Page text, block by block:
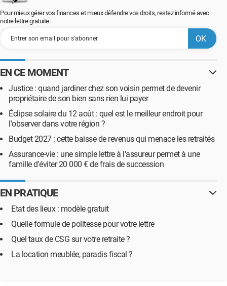
Pour mieux gérer vos finances et mieux défendre vos droits, restez informé avec
notre lettre gratuite.
EN CE MOMENT
Justice : quand jardiner chez son voisin permet de devenir
propriétaire de son bien sans rien lui payer
Éclipse solaire du 12 août : quel est le meilleur endroit pour
l'observer dans votre région ?
Budget 2027 : cette baisse de revenus qui menace les retraités
Assurance-vie : une simple lettre à l'assureur permet à une
famille d'éviter 20 000 € de frais de succession
EN PRATIQUE
Etat des lieux : modèle gratuit
Quelle formule de politesse pour votre lettre
Quel taux de CSG sur votre retraite ?
La location meublée, paradis fiscal ?